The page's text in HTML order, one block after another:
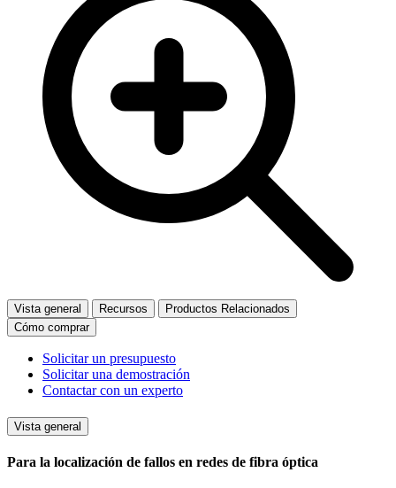
Vista general Recursos
Productos Relacionados
Cómo comprar
Solicitar un presupuesto
Solicitar una demostración
Contactar con un experto
Vista general
Para la localización de fallos en redes de fibra óptica